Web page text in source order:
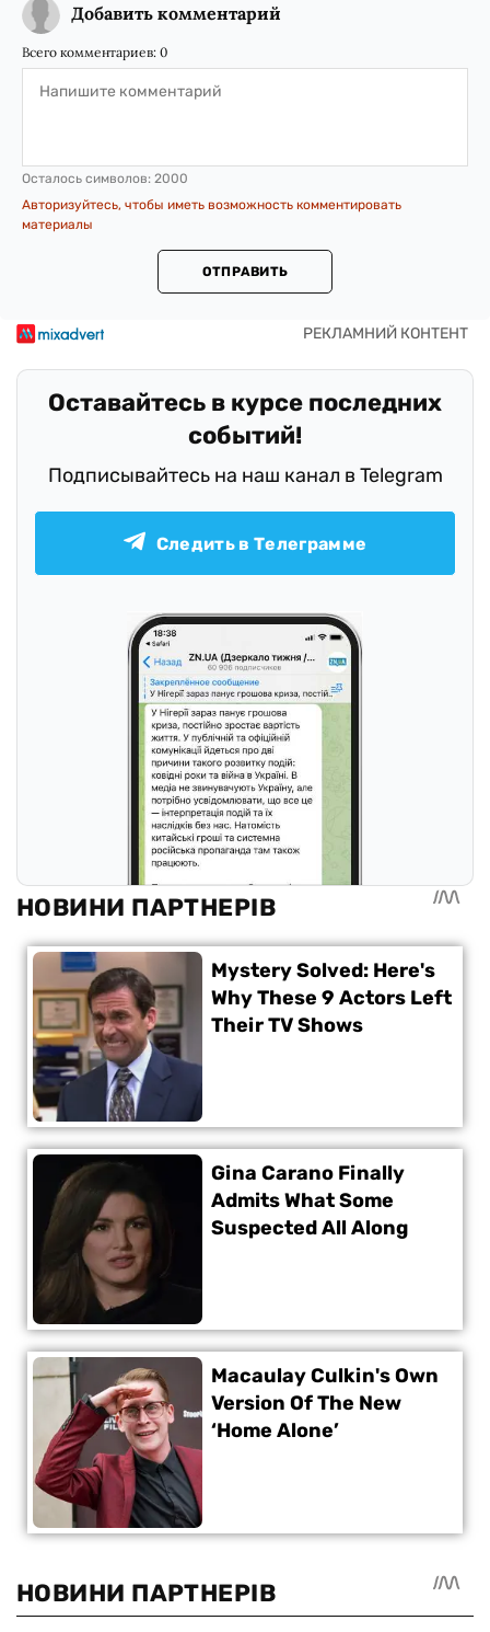
Добавить комментарий
Всего комментариев: 0
Осталось символов: 2000
Авторизуйтесь, чтобы иметь возможность комментировать
материалы
ОТПРАВИТЬ
Оставайтесь в курсе последних
событий!
Подписывайтесь на наш канал в Telegram
Следить в Телеграмме